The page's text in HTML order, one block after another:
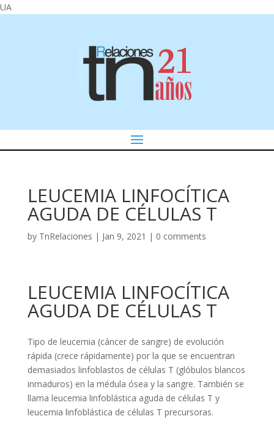
UA
LEUCEMIA LINFOCÍTICA
AGUDA DE CÉLULAS T
by TnRelaciones | Jan 9, 2021 | 0 comments
LEUCEMIA LINFOCÍTICA
AGUDA DE CÉLULAS T
Tipo de leucemia (cáncer de sangre) de evolución
rápida (crece rápidamente) por la que se encuentran
demasiados linfoblastos de células T (glóbulos blancos
inmaduros) en la médula ósea y la sangre. También se
llama leucemia linfoblástica aguda de células T y
leucemia linfoblástica de células T precursoras.